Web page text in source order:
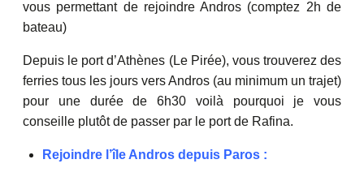
vous permettant de rejoindre Andros (comptez 2h de
bateau)
Depuis le port d’Athènes (Le Pirée), vous trouverez des
ferries tous les jours vers Andros (au minimum un trajet)
pour une durée de 6h30 voilà pourquoi je vous
conseille plutôt de passer par le port de Rafina.
Rejoindre l’île Andros depuis Paros :